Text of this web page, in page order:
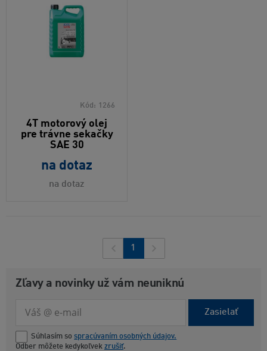
Kód: 1266
4T motorový olej
pre trávne sekačky
SAE 30
na dotaz
na dotaz
1
Zľavy a novinky už vám neuniknú
Zasielať
Súhlasím so spracúvaním osobných údajov.
Odber môžete kedykoľvek zrušiť.